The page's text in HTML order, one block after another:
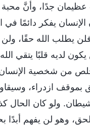
جدًا، وأنَّ محبة
يفكر دائمًا في
يطلب الله حقًا، ولن
لديه قلبًا يتقي
من شخصية الإنسان
بموقف ازدراء،
ولو كان الحال
وهو لن يفهم أبدًا